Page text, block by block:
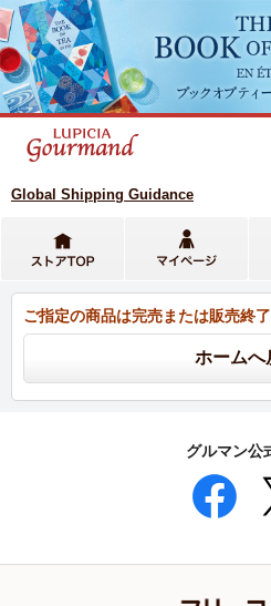
Global Shipping Guidance
ご指定の商品は完売または販売終了
グルマン公